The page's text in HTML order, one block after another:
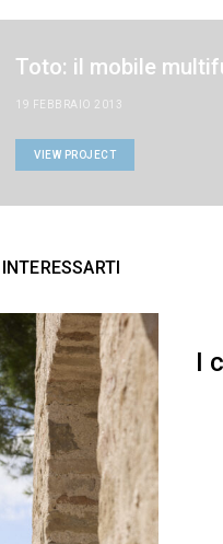
Toto: il mobile
19 FEBBRAIO 2013
VIEW PROJECT
I